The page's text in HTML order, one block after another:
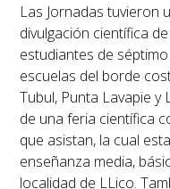
Las Jornadas tuvieron
divulgación científica
estudiantes de
escuelas del borde
Tubul, Punta Lavapie y
de una feria científica
que asistan, la cual
enseñanza media,
localidad de LLico.